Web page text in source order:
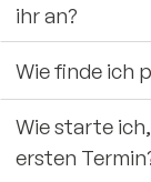
ihr an?
Wie finde ich
Wie starte
ersten